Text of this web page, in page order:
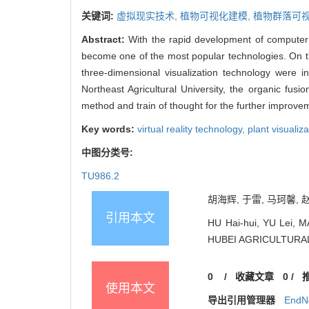
关键词: 虚拟现实技术, 植物可视化建模, 植物群落可
Abstract:With the rapid development of
become one of the most popular technologies.
three-dimensional visualization technology were
Northeast Agricultural University, the organic
method and train of thought for the further
Key words: virtual reality technology, plant
中图分类号:
TU986.2
引用本文
胡海辉, 于雷, 马珂馨,
HU Hai-hui, YU Lei,
HUBEI
使用本文
0 / 收藏文章 0/
导出引用管理器